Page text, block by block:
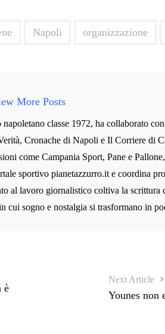
Napoli organizzazione
More Posts
classe 1972, ha collaborato
Cronache di Napoli e Il Corriere di
come Campania Sport, Pane e
sportivo pianetazzurro.it e coordina
al lavoro giornalistico coltiva la scrittura
cui sogno e nostalgia si trasformano in
è
Next Article
Younes non